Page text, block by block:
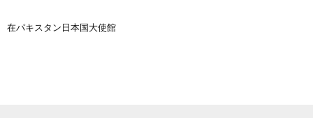
在パキスタン日本国大使館